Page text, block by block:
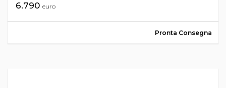
6.790 euro
Pronta Consegna